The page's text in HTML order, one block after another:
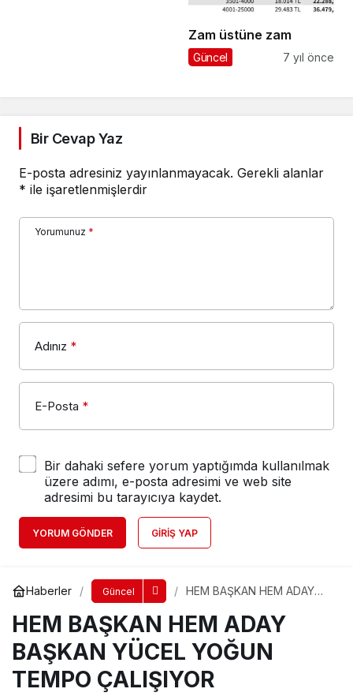
Zam üstüne zam
Güncel 7 yıl önce
Bir Cevap Yaz
E-posta adresiniz yayınlanmayacak. Gerekli alanlar
* ile işaretlenmişlerdir
Yorumunuz *
Adınız *
E-Posta *
Bir dahaki sefere yorum yaptığımda kullanılmak
üzere adımı, e-posta adresimi ve web site
adresimi bu tarayıcıya kaydet.
YORUM GÖNDER GIRIŞ YAP
Haberler Güncel
HEM BAŞKAN HEM ADAY
TEMPO ÇALIŞIYOR
HEM BAŞKAN HEM ADAY
BAŞKAN YÜCEL YOĞUN
TEMPO ÇALIŞIYOR